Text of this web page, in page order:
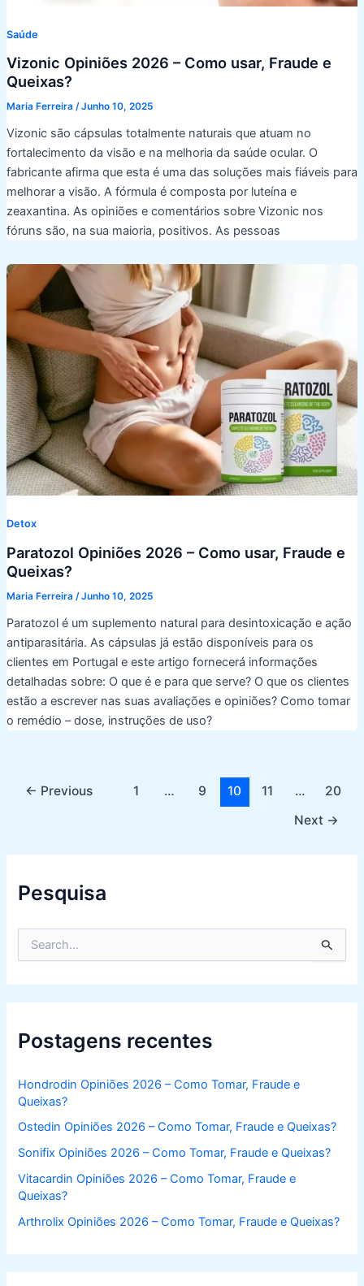
Saúde
Vizonic Opiniões 2026 – Como usar, Fraude e
Queixas?
Maria Ferreira /Junho 10, 2025
Vizonic são cápsulas totalmente naturais que atuam no
fortalecimento da visão e na melhoria da saúde ocular. O
fabricante afirma que esta é uma das soluções mais fiáveis para
melhorar a visão. A fórmula é composta por luteína e
zeaxantina. As opiniões e comentários sobre Vizonic nos
fóruns são, na sua maioria, positivos. As pessoas
Detox
Paratozol Opiniões 2026 – Como usar, Fraude e
Queixas?
Maria Ferreira /Junho 10, 2025
Paratozol é um suplemento natural para desintoxicação e ação
antiparasitária. As cápsulas já estão disponíveis para os
clientes em Portugal e este artigo fornecerá informações
detalhadas sobre: O que é e para que serve? O que os clientes
estão a escrever nas suas avaliações e opiniões? Como tomar
o remédio – dose, instruções de uso?
Post← Previous 1 … 9 10 11 …
20
Next →
Pesquisa
r
c
f
o
:
Postagens recentes
Hondrodin Opiniões 2026 – Como Tomar, Fraude e
Queixas?
Ostedin Opiniões 2026 – Como Tomar, Fraude e Queixas?
Sonifix Opiniões 2026 – Como Tomar, Fraude e Queixas?
Vitacardin Opiniões 2026 – Como Tomar, Fraude e
Queixas?
Arthrolix Opiniões 2026 – Como Tomar, Fraude e Queixas?